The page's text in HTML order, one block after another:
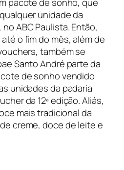
pacote de sonho, que
unidade da
, no ABC Paulista. Então,
o fim do mês, além de
também se
Santo André parte da
de sonho vendido
unidades da padaria
da 12ª edição. Aliás,
mais tradicional da
creme, doce de leite e